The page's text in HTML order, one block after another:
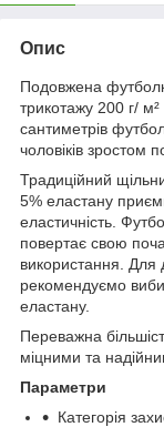
Опис
Подовжена
трикотажу 200 г/
сантиметрів
чоловіків зростом
Традиційний
5% еластану
еластичність.
повертає свою
використання. Для
рекомендуємо
еластану.
Переважна
міцними та
Параметри
Категорія